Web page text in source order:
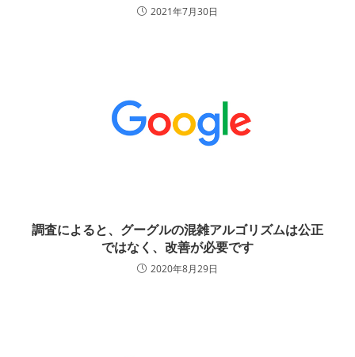
2021年7月30日
調査によると、グーグルの混雑アルゴリズムは公正
ではなく、改善が必要です
2020年8月29日